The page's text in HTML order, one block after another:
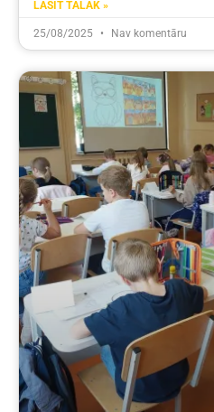
LASĪT TĀLĀK »
25/08/2025 Nav komentāru